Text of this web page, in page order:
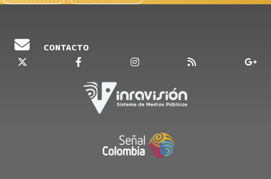
CONTACTO